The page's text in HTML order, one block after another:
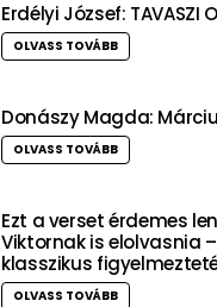
Erdélyi József: TAVASZI
OLVASS TOVÁBB
Donászy Magda:
OLVASS TOVÁBB
Ezt a verset érdemes
Viktornak is elolvasnia
klasszikus
OLVASS TOVÁBB